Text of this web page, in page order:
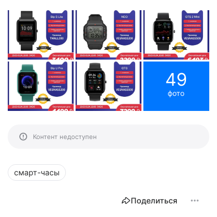
49
фото
Контент недоступен
смарт-часы
Поделиться